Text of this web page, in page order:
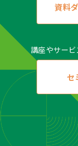
資料
講座やサー
セ